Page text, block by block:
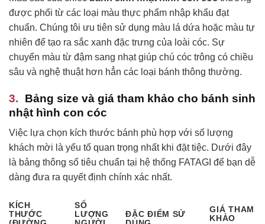
được phối từ các loại màu thực phẩm nhập khẩu đạt
chuẩn. Chúng tôi ưu tiên sử dụng màu lá dứa hoặc màu tự
nhiên để tạo ra sắc xanh đặc trưng của loài cóc. Sự
chuyển màu từ đậm sang nhạt giúp chú cóc trông có chiều
sâu và nghệ thuật hơn hẳn các loại bánh thông thường.
Bảng size và giá tham khảo cho bánh sinh
nhật hình con cóc
Việc lựa chọn kích thước bánh phù hợp với số lượng
khách mời là yếu tố quan trọng nhất khi đặt tiệc. Dưới đây
là bảng thông số tiêu chuẩn tại hệ thống FATAGI để bạn dễ
dàng đưa ra quyết định chính xác nhất.
KÍCH
THƯỚC
SỐ
LƯỢNG
ĐẶC ĐIỂM SỬ
GIÁ THAM
KHẢO